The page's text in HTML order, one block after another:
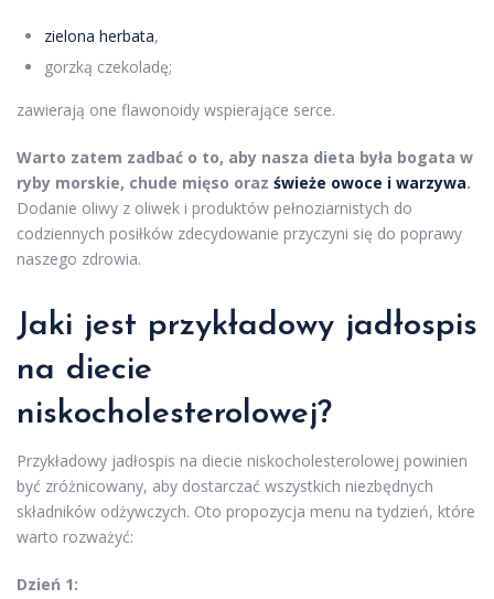
zielona herbata,
gorzką czekoladę;
zawierają one flawonoidy wspierające serce.
Warto zatem zadbać o to, aby nasza dieta była bogata w
ryby morskie, chude mięso oraz świeże owoce i warzywa.
Dodanie oliwy z oliwek i produktów pełnoziarnistych do
codziennych posiłków zdecydowanie przyczyni się do poprawy
naszego zdrowia.
Jaki jest przykładowy jadłospis
na diecie
niskocholesterolowej?
Przykładowy jadłospis na diecie niskocholesterolowej powinien
być zróżnicowany, aby dostarczać wszystkich niezbędnych
składników odżywczych. Oto propozycja menu na tydzień, które
warto rozważyć:
Dzień 1: